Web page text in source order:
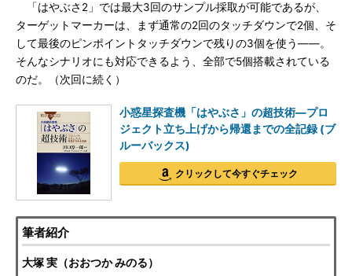
「はやぶさ2」では最大3回のサンプル採取が可能であるが、
ターゲットマーカーは、まず通常の2回のタッチダウンで2個、そ
して最後のピンポイントタッチダウンで残りの3個を使う――。
そんなシナリオにも対応できるよう、全部で5個搭載されている
のだ。（次回に続く）
小惑星探査機「はやぶさ」の超技術―プロ
ジェクト立ち上げから帰還までの全記録 (ブ
ルーバックス)
クリックして今すぐチェック
筆者紹介
大塚 実（おおつか みのる）